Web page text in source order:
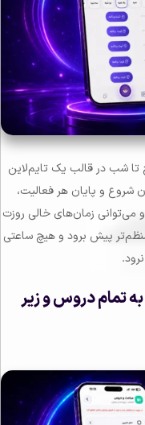
تا شب در قالب یک تایم‌لاین
شروع و پایان هر فعالیت،
می‌توانی زمان‌های خالی روزت
پیش برود و هیچ ساعتی
تمام دروس و زیر